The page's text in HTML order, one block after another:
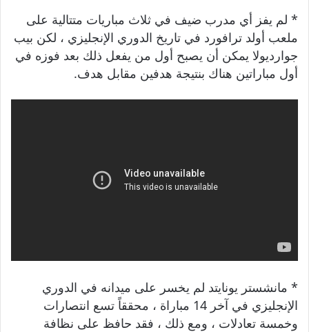
* لم يفز أي مدرب ضيف في ثلاث مباريات متتالية على
ملعب أولد ترافورد في تاريخ الدوري الإنجليزي ، لكن بيب
جوارديولا يمكن أن يصبح أول من يفعل ذلك بعد فوزه في
أول مباراتين هناك بنتيجة هدفين مقابل هدف.
* مانشستر يونايتد لم يخسر على ميدانه في الدوري
الإنجليزي في آخر 14 مباراة ، محققاً تسع انتصارات
وخمسة تعادلات ، ومع ذلك ، فقد حافظ على نظافة